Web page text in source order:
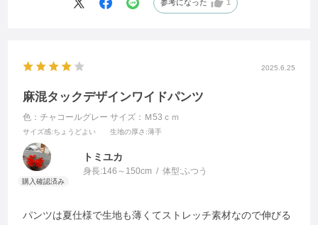
参考になった 1
2025.6.25
麻混タックデザインワイドパンツ
色：チャコールグレー サイズ：Ｍ53ｃｍ
サイズ感:ちょうどよい 生地の厚さ :薄手
トミユカ
身長:146～150cm 体型:ふつう
パンツは夏仕様で生地も薄くてストレッチ素材なので伸びる